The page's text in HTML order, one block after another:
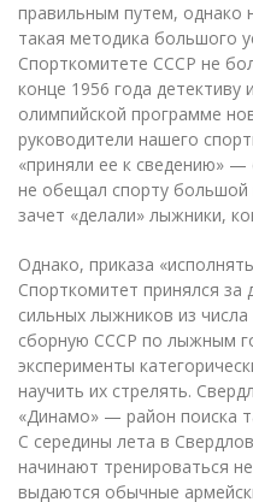
правильным путем, однако
такая методика большого
Спорткомитете СССР не
конце 1956 года
олимпийской программе
руководители нашего
«приняли ее к сведению» —
не обещал спорту большой
зачет «делали» лыжники,
Однако, приказа
Спорткомитет принялся
сильных лыжников из
сборную СССР по лыжным
эксперименты
научить их стрелять.
«Динамо» — район поиска
C середины лета в
начинают тренироваться
выдаются обычные